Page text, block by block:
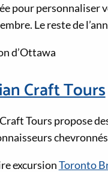
pour personnaliser
Le reste de
d’Ottawa
Craft Tours
Tours propose
excursionToronto